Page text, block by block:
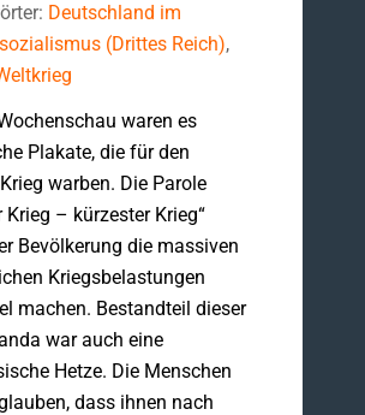
Deutschland im
(Drittes Reich),
waren es
Plakate, die für den
warben. Die Parole
Krieg – kürzester Krieg“
Bevölkerung die massiven
Kriegsbelastungen
machen. Bestandteil dieser
war auch eine
Hetze. Die Menschen
dass ihnen nach